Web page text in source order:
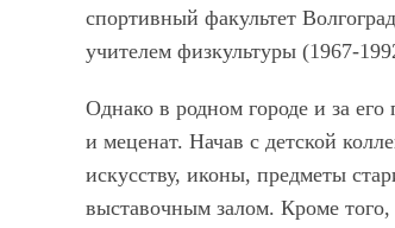
спортивный факультет
учителем физкультуры (1967-
Однако в родном городе и за
и меценат. Начав с детской
искусству, иконы, предметы
выставочным залом. Кроме